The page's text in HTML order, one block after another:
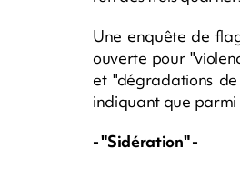
Une enquête de
ouverte pour
et "dégradations
indiquant que parmi
- "Sidération" -